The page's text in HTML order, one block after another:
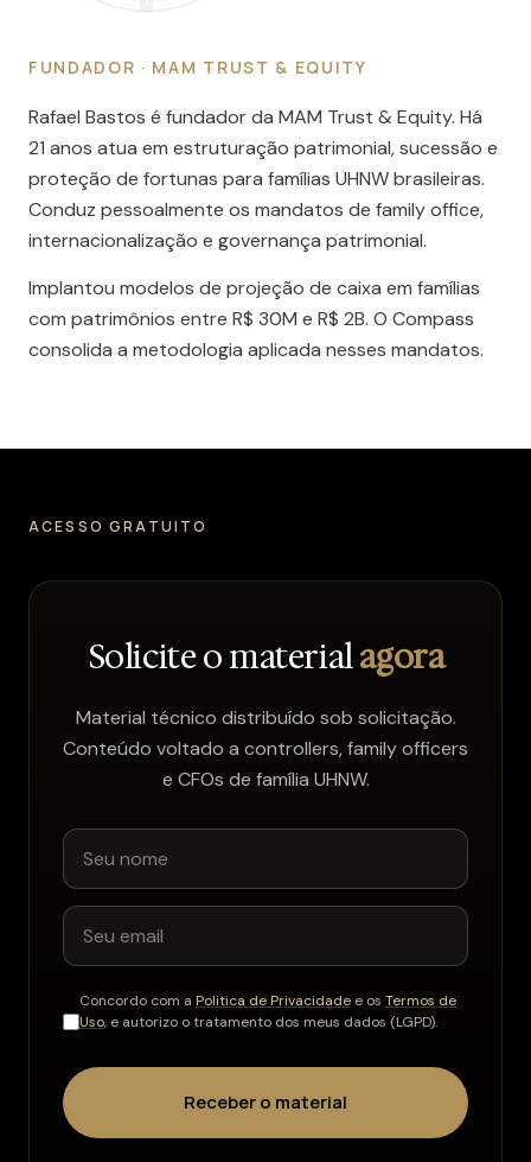
FUNDADOR · MAM TRUST & EQUITY
Rafael Bastos é fundador da MAM Trust & Equity. Há
21 anos atua em estruturação patrimonial, sucessão e
proteção de fortunas para famílias UHNW brasileiras.
Conduz pessoalmente os mandatos de family office,
internacionalização e governança patrimonial.
Implantou modelos de projeção de caixa em famílias
com patrimônios entre R$ 30M e R$ 2B. O Compass
consolida a metodologia aplicada nesses mandatos.
ACESSO GRATUITO
Solicite o materialagora
Material técnico distribuído sob solicitação.
Conteúdo voltado a controllers, family officers
e CFOs de família UHNW.
Concordo com a Politica de Privacidade e os Termos de
Uso, e autorizo o tratamento dos meus dados (LGPD).
Receber o material